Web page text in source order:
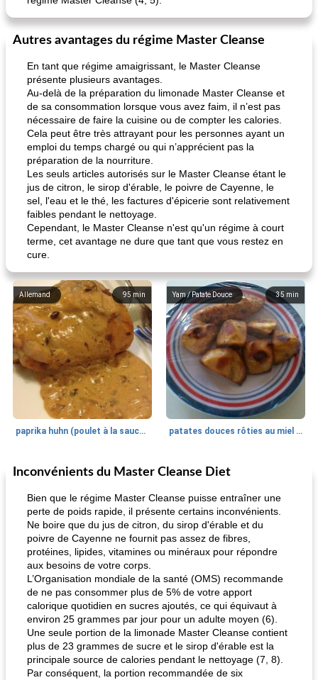
Autres avantages du régime Master Cleanse
En tant que régime amaigrissant, le Master Cleanse
présente plusieurs avantages.
Au-delà de la préparation du limonade Master Cleanse et
de sa consommation lorsque vous avez faim, il n’est pas
nécessaire de faire la cuisine ou de compter les calories.
Cela peut être très attrayant pour les personnes ayant un
emploi du temps chargé ou qui n’apprécient pas la
préparation de la nourriture.
Les seuls articles autorisés sur le Master Cleanse étant le
jus de citron, le sirop d'érable, le poivre de Cayenne, le
sel, l'eau et le thé, les factures d'épicerie sont relativement
faibles pendant le nettoyage.
Cependant, le Master Cleanse n'est qu'un régime à court
terme, cet avantage ne dure que tant que vous restez en
cure.
95 min
Allemand
paprika huhn (poulet à la sauce paprika).
35 min
Yam / Patate Douce
patates douces rôties au miel / kumara
25min
Petit déjeuner et brunch
quinoa petit déjeuner méditerranéen
Viande et volaille
Inconvénients du Master Cleanse Diet
Bien que le régime Master Cleanse puisse entraîner une
perte de poids rapide, il présente certains inconvénients.
Ne boire que du jus de citron, du sirop d'érable et du
poivre de Cayenne ne fournit pas assez de fibres,
protéines, lipides, vitamines ou minéraux pour répondre
aux besoins de votre corps.
L’Organisation mondiale de la santé (OMS) recommande
de ne pas consommer plus de 5% de votre apport
calorique quotidien en sucres ajoutés, ce qui équivaut à
environ 25 grammes par jour pour un adulte moyen (6).
Une seule portion de la limonade Master Cleanse contient
plus de 23 grammes de sucre et le sirop d'érable est la
principale source de calories pendant le nettoyage (7, 8).
Par conséquent, la portion recommandée de six